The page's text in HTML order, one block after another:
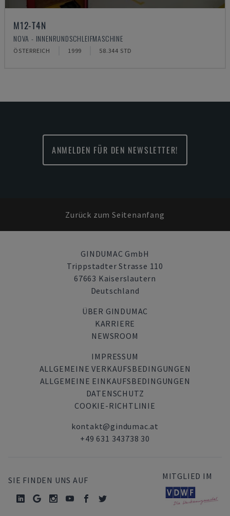
M12-T4N
NOVA - INNENRUNDSCHLEIFMASCHINE
ÖSTERREICH 1999 58.344 STD
ANMELDEN FÜR DEN NEWSLETTER!
Zurück zum Seitenanfang
GINDUMAC GmbH
Trippstadter Strasse 110
67663 Kaiserslautern
Deutschland
ÜBER GINDUMAC
KARRIERE
NEWSROOM
IMPRESSUM
ALLGEMEINE VERKAUFSBEDINGUNGEN
ALLGEMEINE EINKAUFSBEDINGUNGEN
DATENSCHUTZ
COOKIE-RICHTLINIE
kontakt@gindumac.at
+49 631 343738 30
SIE FINDEN UNS AUF MITGLIED IM